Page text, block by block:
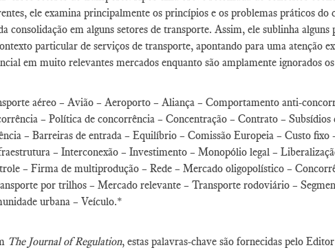
ele examina principalmente os princípios e os problemas práticos
consolidação em alguns setores de transporte. Assim, ele sublinha
particular de serviços de transporte, apontando para uma atenção
em muito relevantes mercados enquanto são amplamente ignorados
aéreo – Avião – Aeroporto – Aliança – Comportamento anti-
– Política de concorrência – Concentração – Contrato –
– Barreiras de entrada – Equilíbrio – Comissão Europeia – Custo
– Interconexão – Investimento – Monopólio legal –
– Firma de multiprodução – Rede – Mercado oligopolístico –
por trilhos – Mercado relevante – Transporte rodoviário –
urbana – Veículo.*
The Journal of Regulation, estas palavras-chave são fornecidas pelo